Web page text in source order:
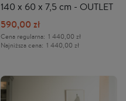
140 x 60 x 7,5 cm - OUTLET
590,00 zł
Cena regularna: 1 440,00 zł
Najniższa cena: 1 440,00 zł